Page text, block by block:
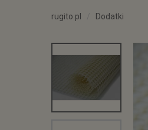
rugito.pl Dodatki